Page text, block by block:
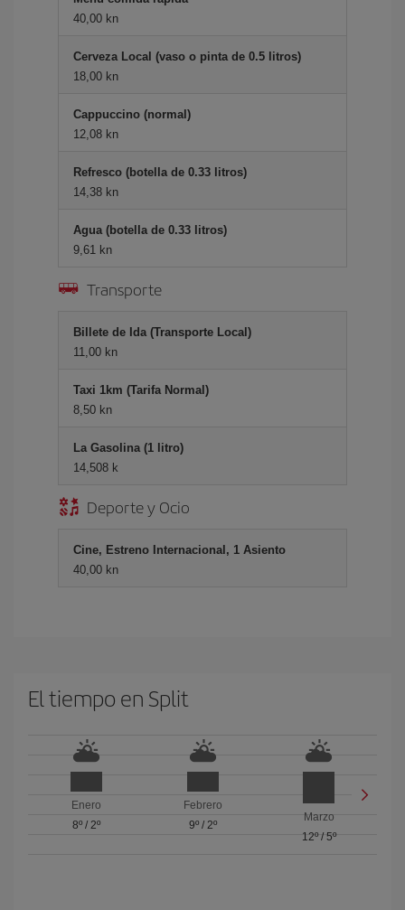
40,00 kn
Cerveza Local (vaso o pinta de 0.5 litros)
18,00 kn
Cappuccino (normal)
12,08 kn
Refresco (botella de 0.33 litros)
14,38 kn
Agua (botella de 0.33 litros)
9,61 kn
Transporte
Billete de Ida (Transporte Local)
11,00 kn
Taxi 1km (Tarifa Normal)
8,50 kn
La Gasolina (1 litro)
14,508 k
Deporte y Ocio
Cine, Estreno Internacional, 1 Asiento
40,00 kn
El tiempo en Split
Enero
8º/ 2º
Febrero
9º/ 2º
Marzo
12º/ 5º